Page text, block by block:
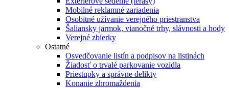
Mobilné reklamné zariadenia
Osobitné užívanie verejného priestranstva
Šaliansky jarmok, vianočné trhy, slávnosti a hody
Verejné zbierky
Ostatné
Osvedčovanie listín a podpisov na listinách
Žiadosť o trvalé parkovanie vozidla
Priestupky a správne delikty
Konanie zhromaždenia